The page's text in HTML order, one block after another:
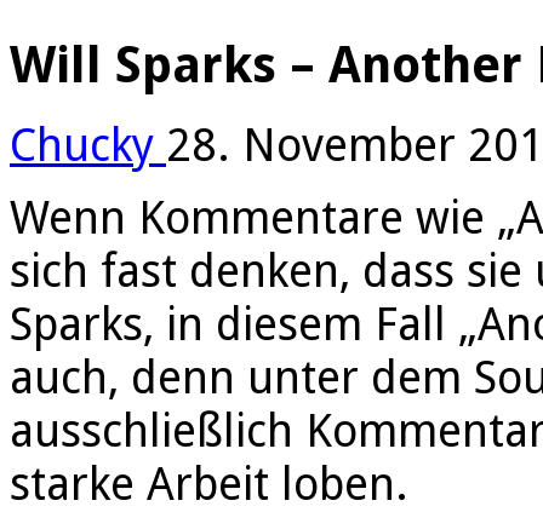
Will Sparks – Another
Chucky 28. November
Wenn Kommentare wie
sich fast denken, dass
Sparks, in diesem Fall
auch, denn unter dem
ausschließlich
starke Arbeit loben.